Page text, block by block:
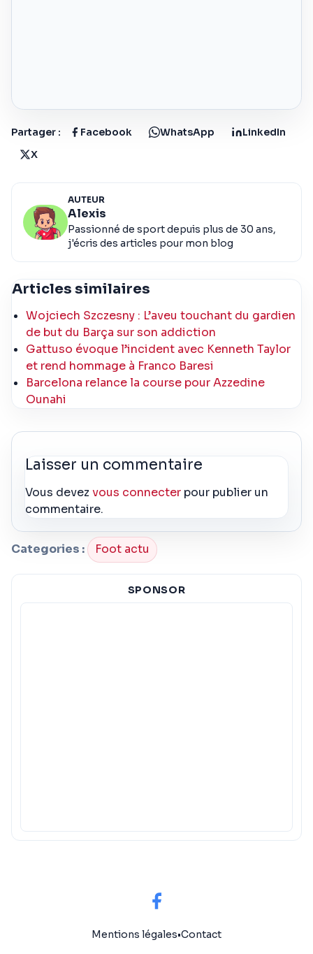
Partager : Facebook WhatsApp
LinkedIn
X
AUTEUR
Alexis
Passionné de sport depuis plus de 30 ans,
j'écris des articles pour mon blog
Articles similaires
Wojciech Szczesny : L’aveu touchant du gardien
de but du Barça sur son addiction
Gattuso évoque l’incident avec Kenneth Taylor
et rend hommage à Franco Baresi
Barcelona relance la course pour Azzedine
Ounahi
Laisser un commentaire
Vous devezvous connecter pour publier un
commentaire.
Categories : Foot actu
SPONSOR
Mentions légales•Contact